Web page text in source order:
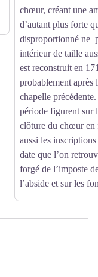
chœur, créant une
d’autant plus forte
disproportionné ne
intérieur de taille
est reconstruit en
probablement après
chapelle
période figurent sur
clôture du chœur en
aussi les
date que l’on
forgé de l’imposte
l’abside et sur les